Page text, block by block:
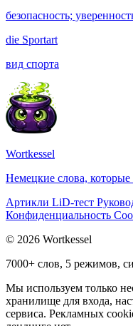
безопасность;
die Sportart
вид спорта
Wortkessel
Немецкие слова, которые
Артикли LiD-тест
Конфиденциальность
© 2026 Wortkessel
7000+ слов, 5 режимов,
Мы используем только
хранилище для входа,
сервиса. Рекламных